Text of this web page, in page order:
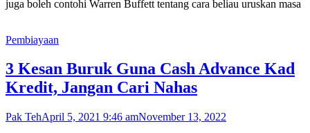
juga boleh contohi Warren Buffett tentang cara beliau uruskan masa
Pembiayaan
3 Kesan Buruk Guna Cash Advance Kad
Kredit, Jangan Cari Nahas
Pak TehApril 5, 2021 9:46 amNovember 13, 2022